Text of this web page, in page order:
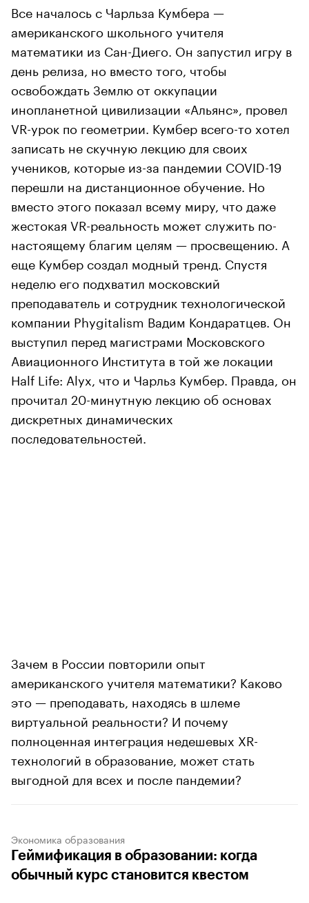
Все началось с Чарльза Кумбера —
американского школьного учителя
математики из Сан-Диего. Он запустил игру в
день релиза, но вместо того, чтобы
освобождать Землю от оккупации
инопланетной цивилизации «Альянс», провел
VR-урок по геометрии. Кумбер всего-то хотел
записать не скучную лекцию для своих
учеников, которые из-за пандемии COVID-19
перешли на дистанционное обучение. Но
вместо этого показал всему миру, что даже
жестокая VR-реальность может служить по-
настоящему благим целям — просвещению. А
еще Кумбер создал модный тренд. Спустя
неделю его подхватил московский
преподаватель и сотрудник технологической
компании Phygitalism Вадим Кондаратцев. Он
выступил перед магистрами Московского
Авиационного Института в той же локации
Half Life: Alyx, что и Чарльз Кумбер. Правда, он
прочитал 20-минутную лекцию об основах
дискретных динамических
последовательностей.
Зачем в России повторили опыт
американского учителя математики? Каково
это — преподавать, находясь в шлеме
виртуальной реальности? И почему
полноценная интеграция недешевых XR-
технологий в образование, может стать
выгодной для всех и после пандемии?
Экономика образования
Геймификация в образовании: когда
обычный курс становится квестом